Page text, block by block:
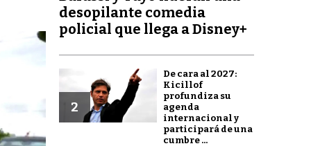
desopilante comedia
policial que llega a Disney+
2
De cara al 2027:
Kicillof
profundiza su
agenda
internacional y
participará de una
cumbre ...